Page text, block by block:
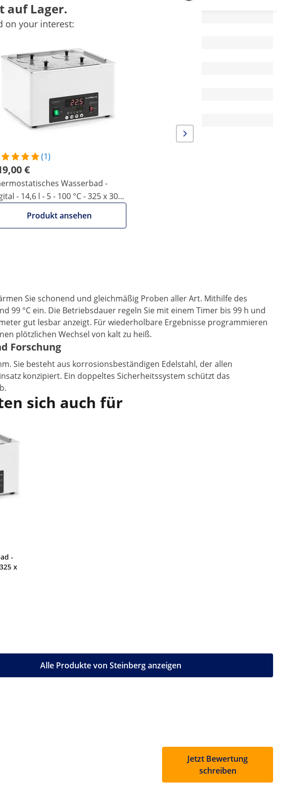
cm
auf Lager.
on your interest:
(1)
€
Wasserbad -
- 14,6 l - 5 - 100 °C - 325 x 300
Produkt ansehen
Sie schonend und gleichmäßig Proben aller Art. Mithilfe des
99 °C ein. Die Betriebsdauer regeln Sie mit einem Timer bis 99 h und
gut lesbar anzeigt. Für wiederholbare Ergebnisse programmieren
plötzlichen Wechsel von kalt zu heiß.
Forschung
Sie besteht aus korrosionsbeständigen Edelstahl, der allen
konzipiert. Ein doppeltes Sicherheitssystem schützt das
sich auch für
-
x
Alle Produkte von Steinberg anzeigen
Jetzt Bewertung
schreiben